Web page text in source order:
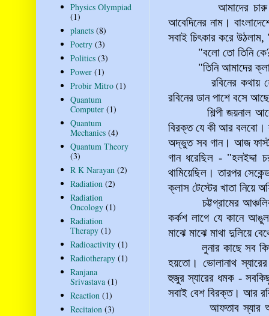
আমাদের চারু ও
আবেদিনের নাম।
সবাই চিৎকার করে
"বলো তো তিনি
"তিনি আমাদের
রবিনের কথায় হো
রবিনের ডান পাশে বসে
শিল্পী জয়নাল
বিরক্ত যে কী আর বলবো।
অদ্ভুত সব গান। আজ
গান ধরেছিল -
থামিয়েছিল। তারপর
ক্লাস টেস্টের খাতা নিয়ে
চট্টগ্রামের আঞ্চলিক
কর্কশ লাগে যে কানে
মাঝে মাঝে মাথা দুলিয়ে
লুনার কাছে সব কিছুই
হয়তো। ভোলানাথ স্যারের
হুজুর স্যারের ধমক -
সবাই বেশ বিরক্ত। আর
আফতাব স্যার
Physics Olympiad
(1)
planets (8)
Poetry (3)
Politics (3)
Power (1)
Probir Mitro (1)
Quantum
Computer (1)
Quantum
Mechanics (4)
Quantum Theory
(3)
R K Narayan (2)
Radiation (2)
Radiation
Oncology (1)
Radiation
Therapy (1)
Radioactivity (1)
Radiotherapy (1)
Ranjana
Srivastava (1)
Reaction (1)
Recitaion (3)